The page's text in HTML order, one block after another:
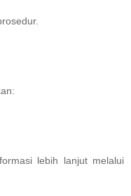
lebih lanjut melalui